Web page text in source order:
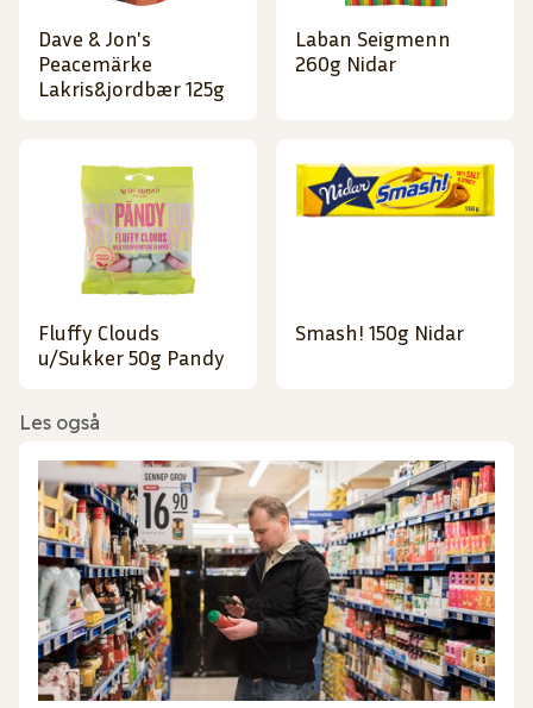
Dave & Jon's
Peacemärke
Lakris&jordbær 125g
Laban Seigmenn
260g Nidar
Fluffy Clouds
u/Sukker 50g Pandy
Smash! 150g Nidar
Les også